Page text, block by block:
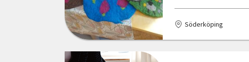
Uppsala län
Värmlands län
Bollnäs
Borlänge
Borås
Söderköping